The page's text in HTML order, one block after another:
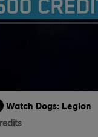
Watch Dogs: Legion